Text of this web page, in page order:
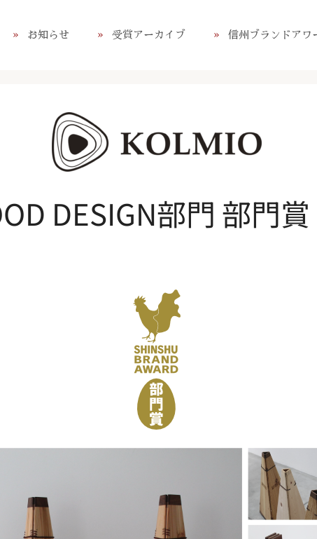
お知らせ 受賞アーカイブ 信州ブランドアワ
DESIGN部門 部門